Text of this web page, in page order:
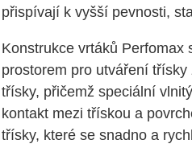
přispívají k vyšší pevnosti,
Konstrukce vrtáků Perfomax
prostorem pro utváření
třísky, přičemž speciální
kontakt mezi třískou a
třísky, které se snadno a